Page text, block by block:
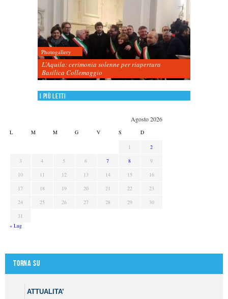
Photogallery
L’Aquila: cerimonia solenne per riapertura
Basilica Collemaggio
I più letti
Agosto 2026
L M M G V S D
1
2
3
4 5 6 7 8
9
10
11 12 13 14 15
16
17
18 19 20 21 22
23
24
25 26 27 28 29
30
31
« Lug
Torna su
ATTUALITA’